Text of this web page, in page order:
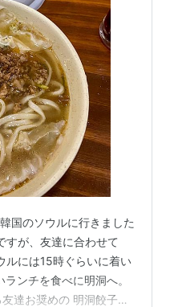
国のソウルに行きました
すが、友達に合わせて
ルには15時ぐらいに着い
ンチを食べに明洞へ。
達お奨めの 明洞餃子本